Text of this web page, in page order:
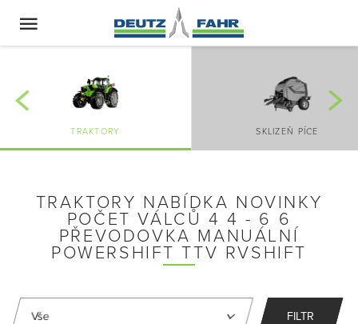
TRAKTORY SKLIZEŇ PÍCE
TRAKTORY NABÍDKA NOVINKY
POČET VÁLCŮ 4 4 - 6 6
PŘEVODOVKA MANUÁLNÍ
POWERSHIFT TTV RVSHIFT
FILTR